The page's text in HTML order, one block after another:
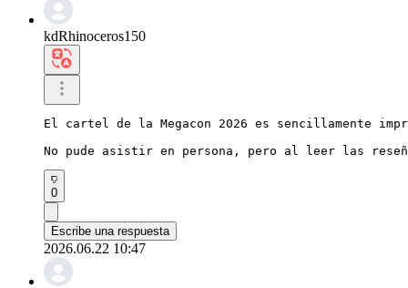
kdRhinoceros150
El cartel de la Megacon 2026 es sencillamente
No pude asistir en persona, pero al leer las
0
Escribe una respuesta
2026.06.22 10:47